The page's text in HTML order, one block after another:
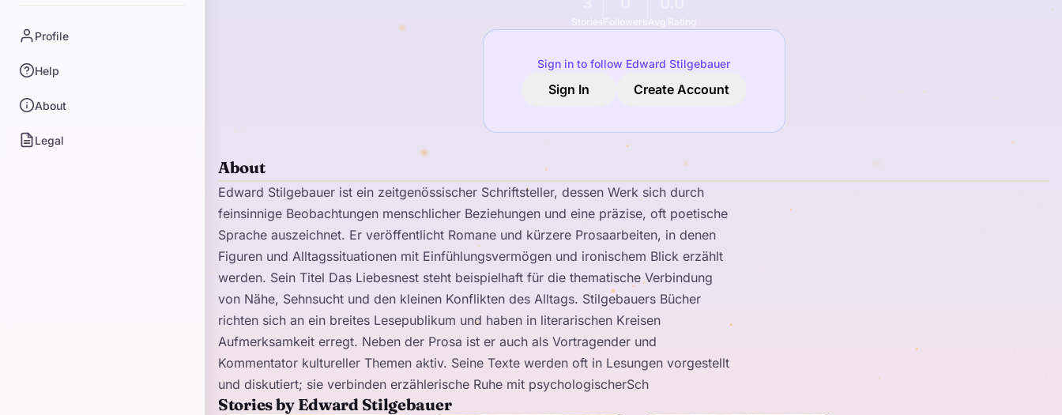
Profile
Help
About
Legal
Sign in to follow Edward Stilgebauer
Sign In Create Account
About
Edward Stilgebauer ist ein zeitgenössischer Schriftsteller, dessen Werk sich durch
feinsinnige Beobachtungen menschlicher Beziehungen und eine präzise, oft poetische
Sprache auszeichnet. Er veröffentlicht Romane und kürzere Prosaarbeiten, in denen
Figuren und Alltagssituationen mit Einfühlungsvermögen und ironischem Blick erzählt
werden. Sein Titel Das Liebesnest steht beispielhaft für die thematische Verbindung
von Nähe, Sehnsucht und den kleinen Konflikten des Alltags. Stilgebauers Bücher
richten sich an ein breites Lesepublikum und haben in literarischen Kreisen
Aufmerksamkeit erregt. Neben der Prosa ist er auch als Vortragender und
Kommentator kultureller Themen aktiv. Seine Texte werden oft in Lesungen vorgestellt
und diskutiert; sie verbinden erzählerische Ruhe mit psychologischerSch
Stories by Edward Stilgebauer